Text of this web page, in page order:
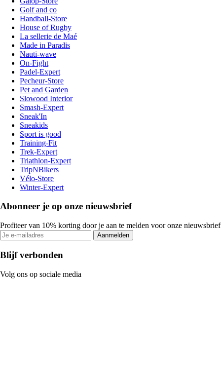
Golf and co
Handball-Store
House of Rugby
La sellerie de Maé
Made in Paradis
Nauti-wave
On-Fight
Padel-Expert
Pecheur-Store
Pet and Garden
Slowood Interior
Smash-Expert
Sneak'In
Sneakids
Sport is good
Training-Fit
Trek-Expert
Triathlon-Expert
TripNBikers
Vélo-Store
Winter-Expert
Abonneer je op onze nieuwsbrief
Profiteer van 10% korting door je aan te melden voor onze nieuwsbrief
Aanmelden
Blijf verbonden
Volg ons op sociale media